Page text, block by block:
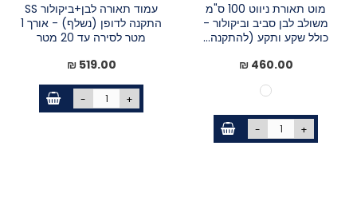
מוט תאורת ניווט 100 ס"מ
משולב לבן סביב וביקולור -
כולל שקע ותקע (להתקנה...
460.00 ₪
- +
עמוד תאורה לבן+ביקולור SS
התקנה לדופן (נשלף) - אורך 1
מטר לסירה עד 20 מטר
519.00 ₪
- +